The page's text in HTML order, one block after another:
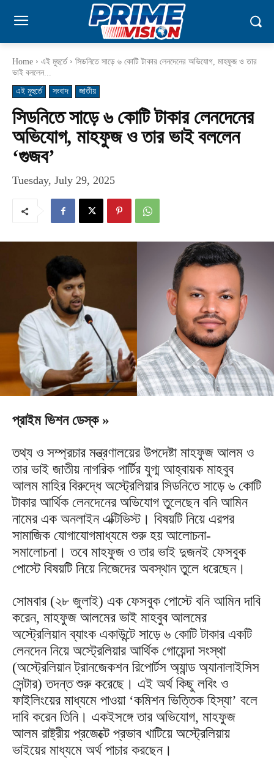
Home এই মুহুর্তে
সিডনিতে সাড়ে ৬ কোটি টাকার লেনদেনের অভিযোগ, মাহফুজ ও তার
ভাই বললেন...
এই মুহুর্তে
সংবাদ জাতীয়
সিডনিতে সাড়ে ৬ কোটি টাকার লেনদেনের
অভিযোগ, মাহফুজ ও তার ভাই বললেন
‘গুজব’
Tuesday, July 29, 2025
প্রাইম ভিশন ডেস্ক »
তথ্য ও সম্প্রচার মন্ত্রণালয়ের উপদেষ্টা মাহফুজ আলম ও
তার ভাই জাতীয় নাগরিক পার্টির যুগ্ম আহ্বায়ক মাহবুব
আলম মাহির বিরুদ্ধে অস্ট্রেলিয়ার সিডনিতে সাড়ে ৬ কোটি
টাকার আর্থিক লেনদেনের অভিযোগ তুলেছেন বনি আমিন
নামের এক অনলাইন এক্টিভিস্ট। বিষয়টি নিয়ে এরপর
সামাজিক যোগাযোগমাধ্যমে শুরু হয় আলোচনা-
সমালোচনা। তবে মাহফুজ ও তার ভাই দুজনই ফেসবুক
পোস্টে বিষয়টি নিয়ে নিজেদের অবস্থান তুলে ধরেছেন।
সোমবার (২৮ জুলাই) এক ফেসবুক পোস্টে বনি আমিন দাবি
করেন, মাহফুজ আলমের ভাই মাহবুব আলমের
অস্ট্রেলিয়ান ব্যাংক একাউন্টে সাড়ে ৬ কোটি টাকার একটি
লেনদেন নিয়ে অস্ট্রেলিয়ার আর্থিক গোয়েন্দা সংস্থা
(অস্ট্রেলিয়ান ট্রানজেকশন রিপোর্টস অ্যান্ড অ্যানালাইসিস
সেন্টার) তদন্ত শুরু করেছে। এই অর্থ কিছু লবিং ও
ফাইলিংয়ের মাধ্যমে পাওয়া ‘কমিশন ভিত্তিক হিস্যা’ বলে
দাবি করেন তিনি। একইসঙ্গে তার অভিযোগ, মাহফুজ
আলম রাষ্ট্রীয় প্রজেক্টে প্রভাব খাটিয়ে অস্ট্রেলিয়ায়
ভাইয়ের মাধ্যমে অর্থ পাচার করছেন।